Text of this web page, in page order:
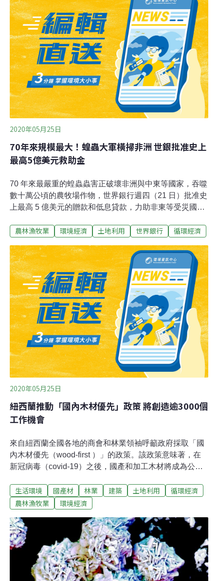
自然。也因為這樣，他在六年前辭去工作、全力投入有機
農業。為了讓客人拿到最鮮嫩的蔬菜，每採一片葉子，林
曉佑一定細細檢查。他的動作慢慢的、說話緩緩的，只要
站在他身邊，就能看到他心裡那幅美麗的圖像。他說：
「我們溫室裡面有很多瓢蟲，從很早以前我就希望，我的
小孩可以在一個比較沒有污染的環境長大，所以對我們家
來說，務農的目的就是要讓孩子在成長過程中，很容易接
觸到大自然。」不過，林曉佑沒想到，他的夢想可能會破
滅，
2020年05月25日
70年來規模最大！蝗蟲大軍橫掃非洲 世銀批准史上
最高5億美元救助金
70 年來最嚴重的蝗蟲蟲害正破壞非洲與中東等國家，吞噬
數十萬公頃的農牧場作物，世界銀行週四（21 日）批准史
上最高 5 億美元的贈款和低息貸款，力助非東等受災國對
舉入侵東非、中東和南亞等 23 個國家，帶來 70 年來最嚴
官員 Holger Kray 受訪時表示，位於非洲之角的吉布提、
埃塞俄比亞、肯尼亞和烏干達等四個國家將立即獲得 1.6
億美元，葉門，索馬里等其他受影響國家將根據需要提供
資金。世界銀行還提出新的計畫，透過提供肥料、種子及
現金支援，解決糧荒問題，以幫助非洲當地農牧民家庭維
持生計。
農林漁牧業 環境經濟 土地利用 世界銀行 循環經濟
2020年05月25日
紐西蘭推動「國內木材優先」政策 將創造逾3000個
工作機會
來自紐西蘭全國各地的商會和林業領袖呼籲政府採取「國
內木材優先（wood-first ）」的政策。該政策意味著，在
新冠病毒（covid-19）之後，國產和加工木材將成為公共
策可以在全國範圍內創造數千個就業機會，並減少紐西蘭
林業對國際出口的依賴。羅托魯瓦湖理事會（Rotorua
該政策的理事會。現在，羅托魯瓦（Rotorua）、陶朗加
（Tauranga）、富東灣（Eastern Bay of Plenty）、奧克
蘭和其他幾個商會呼籲中央政府也通過這一決策。Deloitte
的研究顯示，建築用木材產品增加25%，將為全國各地的
木材加工、林業和運輸行業以及港口創造逾3000個就業崗
生活環境 國產材 林業 建築 土地利用
循環經濟
農林漁牧業
環境經濟